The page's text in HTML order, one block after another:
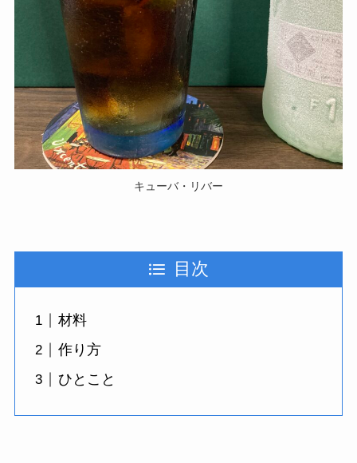
キューバ・リバー
目次
材料
作り方
ひとこと